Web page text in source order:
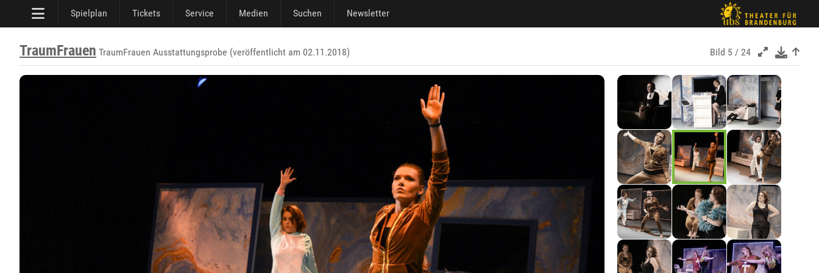
Spielplan Tickets Service Medien Suchen Newsletter
TraumFrauen TraumFrauen Ausstattungsprobe (veröffentlicht am 02.11.2018) Bild 5 / 24